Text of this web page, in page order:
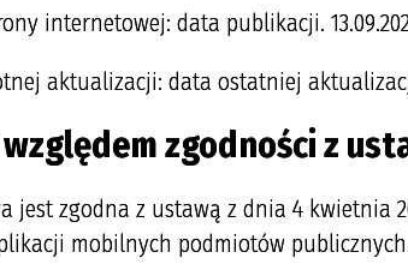
internetowej: data publikacji.
aktualizacji: data ostatniej
zgodności z
jest zgodna z ustawą z dnia 4 kwietnia
mobilnych podmiotów